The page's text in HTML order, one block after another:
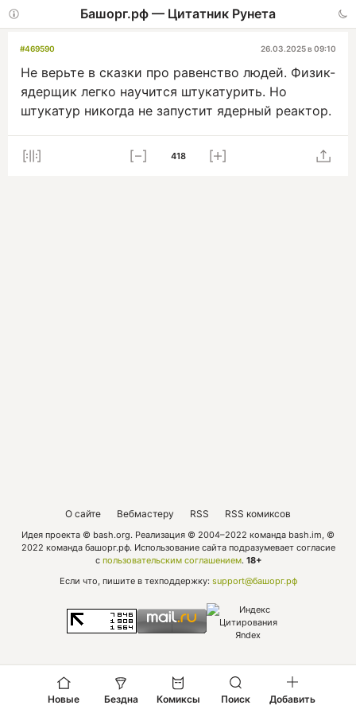
Башорг.рф — Цитатник Рунета
#469590 26.03.2025 в 09:10
Не верьте в сказки про равенство людей. Физик-
ядерщик легко научится штукатурить. Но
штукатур никогда не запустит ядерный реактор.
418
О сайте Вебмастеру RSS RSS комиксов
Идея проекта © bash.org. Реализация © 2004–2022 команда bash.im, ©
2022 команда башорг.рф. Использование сайта подразумевает согласие
с пользовательским соглашением. 18+
Если что, пишите в техподдержку: support@башорг.рф
Новые Бездна Комиксы Поиск Добавить